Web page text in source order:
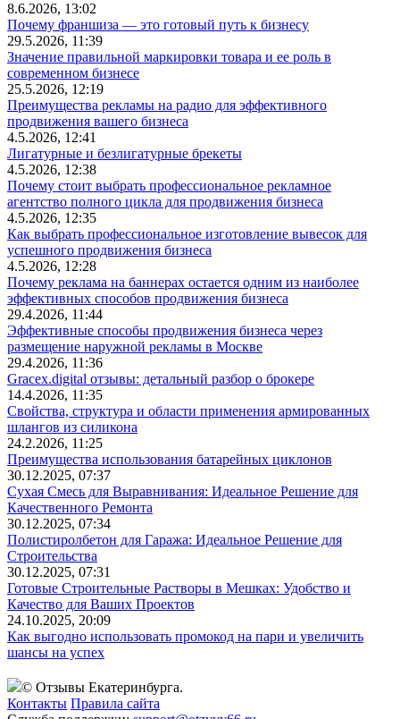
8.6.2026, 13:02
Почему франшиза — это готовый путь к бизнесу
29.5.2026, 11:39
Значение правильной маркировки товара и ее роль в
современном бизнесе
25.5.2026, 12:19
Преимущества рекламы на радио для эффективного
продвижения вашего бизнеса
4.5.2026, 12:41
Лигатурные и безлигатурные брекеты
4.5.2026, 12:38
Почему стоит выбрать профессиональное рекламное
агентство полного цикла для продвижения бизнеса
4.5.2026, 12:35
Как выбрать профессиональное изготовление вывесок для
успешного продвижения бизнеса
4.5.2026, 12:28
Почему реклама на баннерах остается одним из наиболее
эффективных способов продвижения бизнеса
29.4.2026, 11:44
Эффективные способы продвижения бизнеса через
размещение наружной рекламы в Москве
29.4.2026, 11:36
Gracex.digital отзывы: детальный разбор о брокере
14.4.2026, 11:35
Свойства, структура и области применения армированных
шлангов из силикона
24.2.2026, 11:25
Преимущества использования батарейных циклонов
30.12.2025, 07:37
Сухая Смесь для Выравнивания: Идеальное Решение для
Качественного Ремонта
30.12.2025, 07:34
Полистиролбетон для Гаража: Идеальное Решение для
Строительства
30.12.2025, 07:31
Готовые Строительные Растворы в Мешках: Удобство и
Качество для Ваших Проектов
24.10.2025, 20:09
Как выгодно использовать промокод на пари и увеличить
шансы на успех
© Отзывы Екатеринбурга.
Контакты Правила сайта